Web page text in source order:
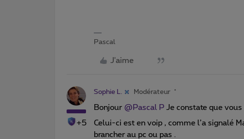
Pascal
J'aime
+5
Sophie L. Modérateur
Bonjour ​ @Pascal P Je constate que vous
Celui-ci est en voip , comme l’a signalé
brancher au pc ou pas .